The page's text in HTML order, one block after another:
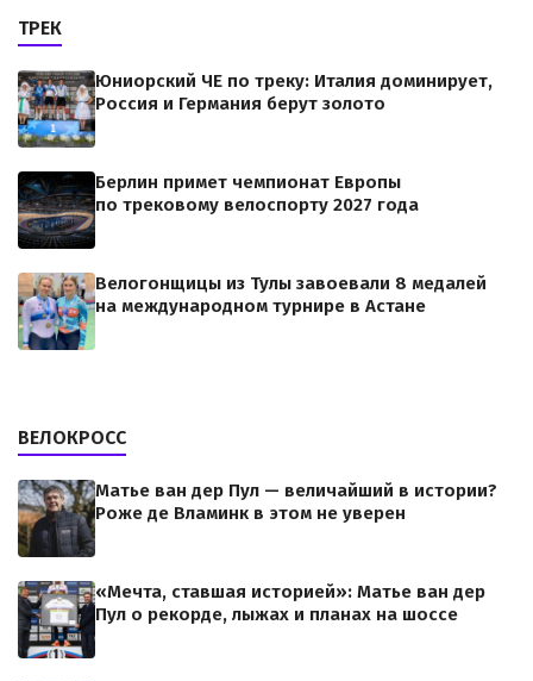
ТРЕК
Юниорский ЧЕ по треку: Италия доминирует,
Россия и Германия берут золото
Берлин примет чемпионат Европы
по трековому велоспорту 2027 года
Велогонщицы из Тулы завоевали 8 медалей
на международном турнире в Астане
ВЕЛОКРОСС
Матье ван дер Пул — величайший в истории?
Роже де Вламинк в этом не уверен
«Мечта, ставшая историей»: Матье ван дер
Пул о рекорде, лыжах и планах на шоссе